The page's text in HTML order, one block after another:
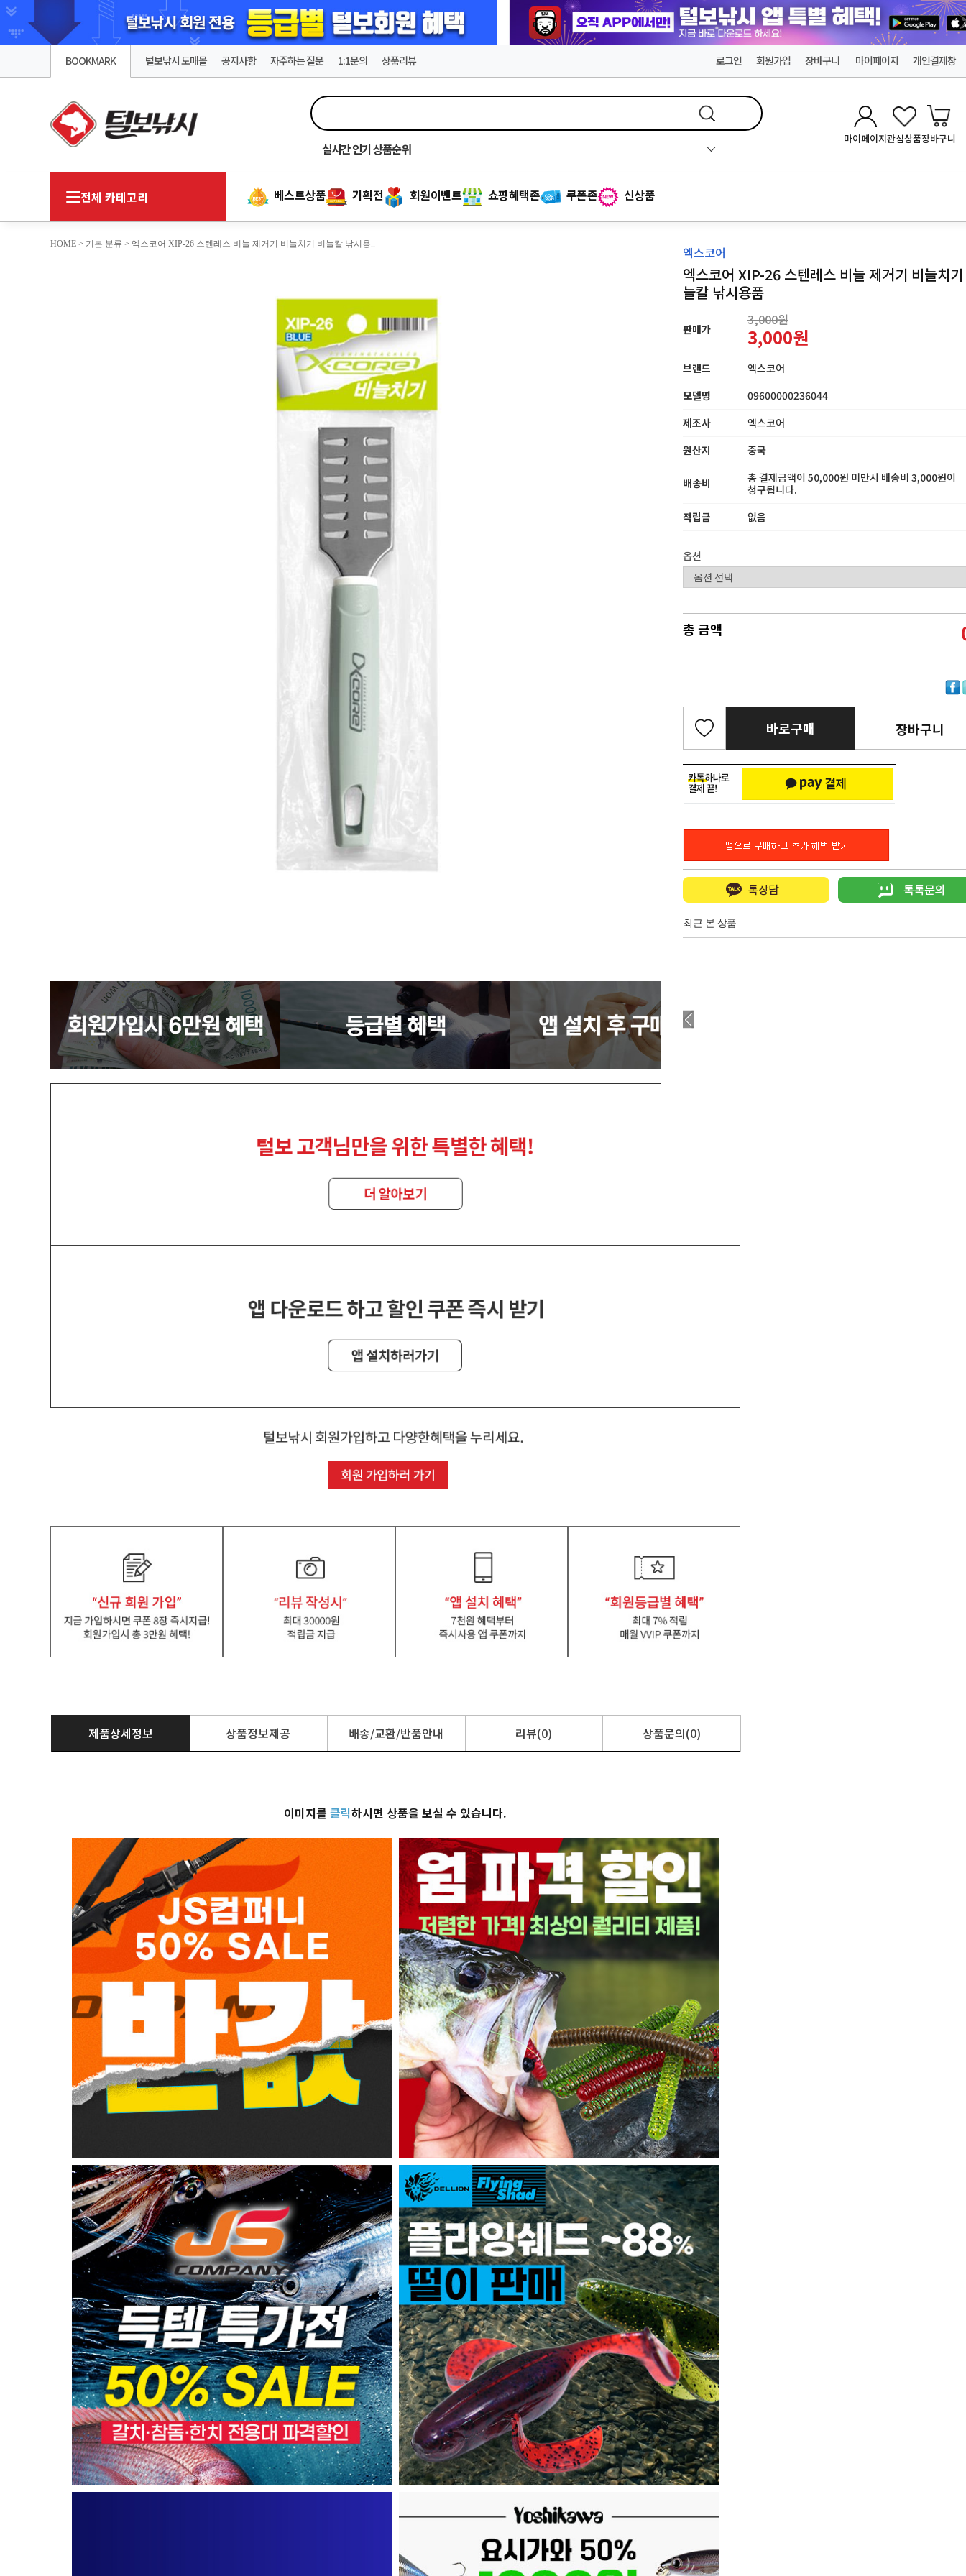
BOOKMARK 털보낚시 도매몰 공지사항 자주하는 질문 1:1문의 상품리뷰 로그인 회원가입 장바구니 마이페이지 개인결제창
실시간인기 상품순위
마이페이지관심상품장바구니
전체 카테고리 베스트상품 기획전 회원이벤트 쇼핑혜택존 쿠폰존 신상품
HOME > 기본 분류 > 엑스코어 XIP-26 스텐레스 비늘 제거기 비늘치기 비늘칼 낚시용.. 엑스코어
엑스코어 XIP-26 스텐레스 비늘 제거기 비늘치
늘칼 낚시용품
판매가
3,000원
3,000원
브랜드
엑스코어
모델명
09600000236044
제조사
엑스코어
원산지
중국
배송비
총 결제금액이 50,000원 미만시 배송비 3,000원이
청구됩니다.
적립금
없음
옵션
총 금액
바로구매 장바구니
최근 본 상품
제품상세정보 상품정보제공 배송/교환/반품안내 리뷰(0) 상품문의(0)
이미지를 클릭하시면 상품을 보실 수 있습니다.